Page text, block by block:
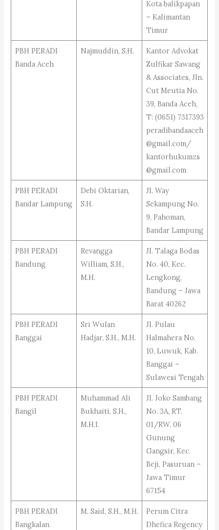
Kota balikpapan
– Kalimantan
Timur
PBH PERADI
Banda Aceh
Najmuddin, S.H.
Kantor Advokat
Zulfikar Sawang
& Associates, Jln.
Cut Meutia No.
39, Banda Aceh,
T: (0651) 7317393
peradibandaaceh
@gmail.com/
kantorhukumzs
@gmail.com
PBH PERADI
Bandar Lampung
Debi Oktarian,
S.H.
Jl. Way
Sekampung No.
9, Pahoman,
Bandar Lampung
PBH PERADI
Bandung
Revangga
William, S.H.,
M.H.
Jl. Talaga Bodas
No. 40, Kec.
Lengkong,
Bandung – Jawa
Barat 40262
PBH PERADI
Banggai
Sri Wulan
Hadjar, S.H., M.H.
Jl. Pulau
Halmahera No.
10, Luwuk, Kab.
Banggai –
Sulawesi Tengah
PBH PERADI
Bangil
Muhammad Ali
Bukhaiti, S.H.,
M.H.I.
Jl. Joko Sambang
No. 3A, RT.
01/RW. 06
Gunung
Gangsir, Kec.
Beji, Pasuruan –
Jawa Timur
67154
PBH PERADI
Bangkalan
M. Said, S.H., M.H.
Perum Citra
Dhefica Regency